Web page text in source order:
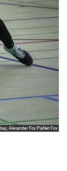
Alexander Fox PlaNet Fox